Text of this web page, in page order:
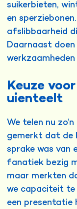
suikerbieten,
en
afslibbaarheid
Daarnaast doen
werkzaamheden
Keuze
uienteelt
We telen nu
gemerkt dat de
sprake was van
fanatiek bezig
maar merkten
we capaciteit te
een presentatie